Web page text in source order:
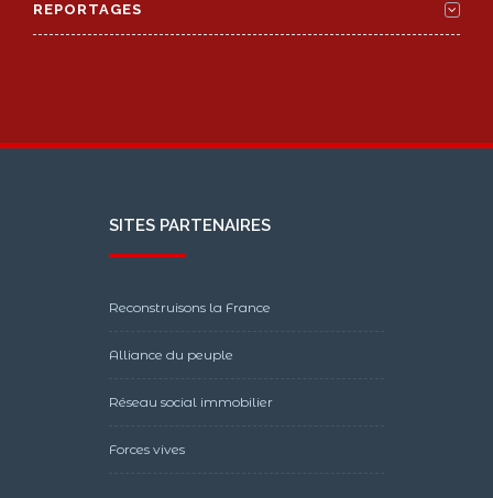
REPORTAGES
SITES PARTENAIRES
Reconstruisons la France
Alliance du peuple
Réseau social immobilier
Forces vives